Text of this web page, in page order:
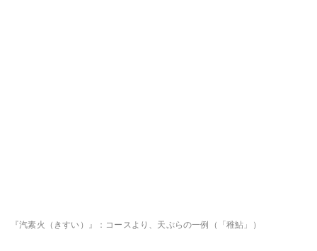
『汽素火（きすい）』：コースより、天ぷらの一例（「稚鮎」）